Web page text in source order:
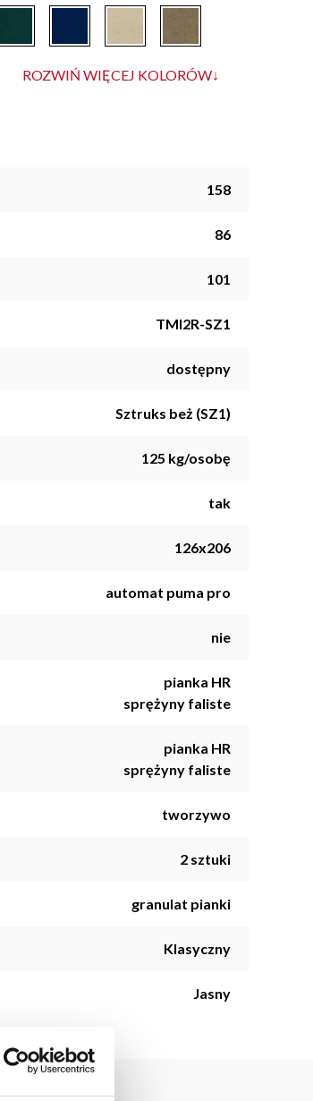
ROZWIŃ WIĘCEJ KOLORÓW↓
158
86
101
TMI2R-SZ1
dostępny
Sztruks beż (SZ1)
125 kg/osobę
tak
126x206
automat puma pro
nie
pianka HR
sprężyny faliste
pianka HR
sprężyny faliste
tworzywo
2 sztuki
granulat pianki
Klasyczny
Jasny